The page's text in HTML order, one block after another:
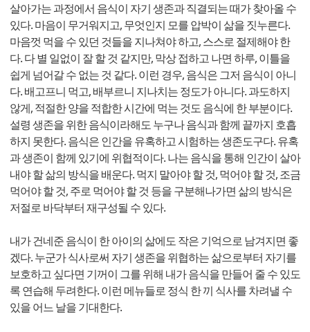
살아가는 과정에서 음식이 자기 생존과 직결되는 때가 찾아올 수
있다. 마음이 무거워지고, 무엇인지 모를 압박이 삶을 짓누른다.
마음껏 먹을 수 있던 것들을 지나쳐야 하고, 스스로 절제해야 한
다. 다 별 일없이 잘 할 것 같지만, 막상 접하고 나면 하루, 이틀을
쉽게 넘어갈 수 없는 것 같다. 이런 경우, 음식은 그저 음식이 아니
다. 배고프니 먹고, 배부르니 지나치는 정도가 아니다. 과도하지
않게, 적절한 양을 적합한 시간에 먹는 것도 음식에 한 부분이다.
설령 생존을 위한 음식이라해도 누구나 음식과 함께 끝까지 호흡
하지 못한다. 음식은 인간을 유혹하고 시험하는 생존도구다. 유혹
과 생존이 함께 있기에 위협적이다. 나는 음식을 통해 인간이 살아
내야 할 삶의 방식을 배운다. 먹지 말아야 할 것, 먹어야 할 것, 조금
먹어야 할 것, 주로 먹어야 할 것 등을 구분해나가면 삶의 방식은
저절로 바닥부터 재구성될 수 있다.
내가 건네준 음식이 한 아이의 삶에도 작은 기억으로 남겨지면 좋
겠다. 누군가 식사로써 자기 생존을 위협하는 삶으로부터 자기를
보호하고 싶다면 기꺼이 그를 위해 내가 음식을 만들어 줄 수 있도
록 연습해 두려한다. 이런 메뉴들로 정식 한 끼 식사를 차려낼 수
있을 어느 날을 기대한다.